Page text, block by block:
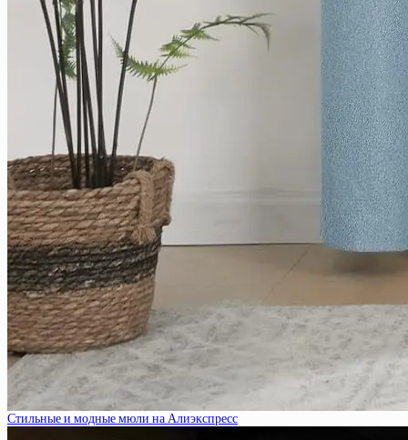
Стильные и модные мюли на Алиэкспресс